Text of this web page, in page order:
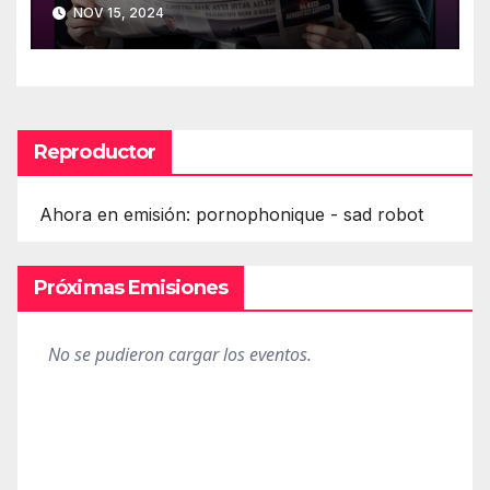
NOV 15, 2024
Reproductor
Ahora en emisión: pornophonique - sad robot
Próximas Emisiones